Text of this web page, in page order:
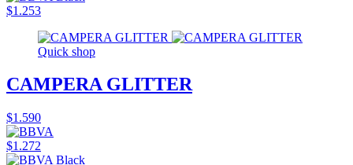
$1.253
Quick shop
CAMPERA GLITTER
$1.590
$1.272